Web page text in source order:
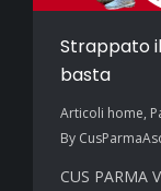
Strappato
basta
Articoli home,
By
CUS PARMA